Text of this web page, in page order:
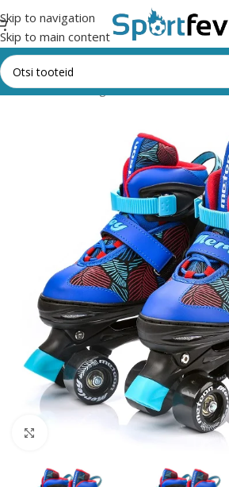
Skip to navigation
Skip to main content
Esileht Kõik kategooriad Muud vahendid
Suurendamiseks klõpsake